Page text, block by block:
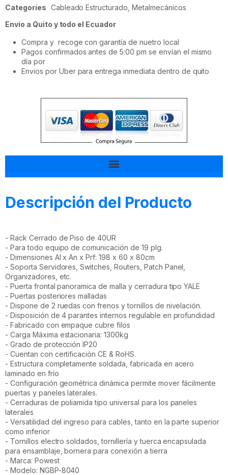
Categories Cableado Estructurado ,Metalmecánicos
Envío a Quito y todo el Ecuador
Compra y recoge con garantía de nuetro local
Pagos confirmados antes de 5:00 pm se envían el mismo
día por
Envios por Uber para entrega inmediata dentro de quito
Descripción del Producto
- Rack Cerrado de Piso de 40UR
- Para todo equipo de comunicación de 19 plg.
- Dimensiones Al x An x Prf: 198 x 60 x 80cm
- Soporta Servidores, Switches, Routers, Patch Panel,
Organizadores, etc.
- Puerta frontal panoramica de malla y cerradura tipo YALE
- Puertas posteriores malladas
- Dispone de 2 ruedas con frenos y tornillos de nivelación.
- Disposición de 4 parantes internos regulable en profundidad
- Fabricado con empaque cubre filos
- Carga Máxima estacionaria: 1300kg
- Grado de protección IP20
- Cuentan con certificación CE & RoHS.
- Estructura completamente soldada, fabricada en acero
laminado en frío
- Configuración geométrica dinámica permite mover fácilmente
puertas y paneles laterales.
- Cerraduras de poliamida tipo universal para los paneles
laterales
- Versatilidad del ingreso para cables, tanto en la parte superior
como inferior
- Tornillos electro soldados, tornillería y tuerca encapsulada
para ensamblaje, bornera para conexión a tierra
- Marca: Powest
- Modelo: NGBP-8040